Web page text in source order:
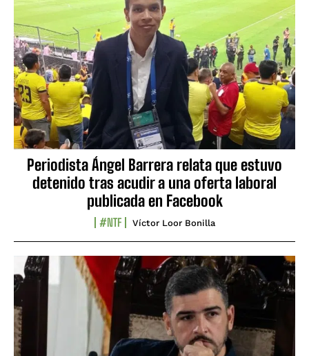
Periodista Ángel Barrera relata que estuvo
detenido tras acudir a una oferta laboral
publicada en Facebook
#NTF Víctor Loor Bonilla